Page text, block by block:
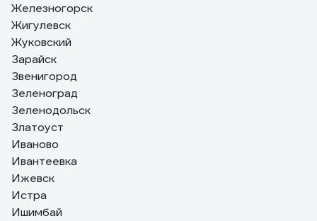
Железногорск
Жигулевск
Жуковский
Зарайск
Звенигород
Зеленоград
Зеленодольск
Златоуст
Иваново
Ивантеевка
Ижевск
Истра
Ишимбай